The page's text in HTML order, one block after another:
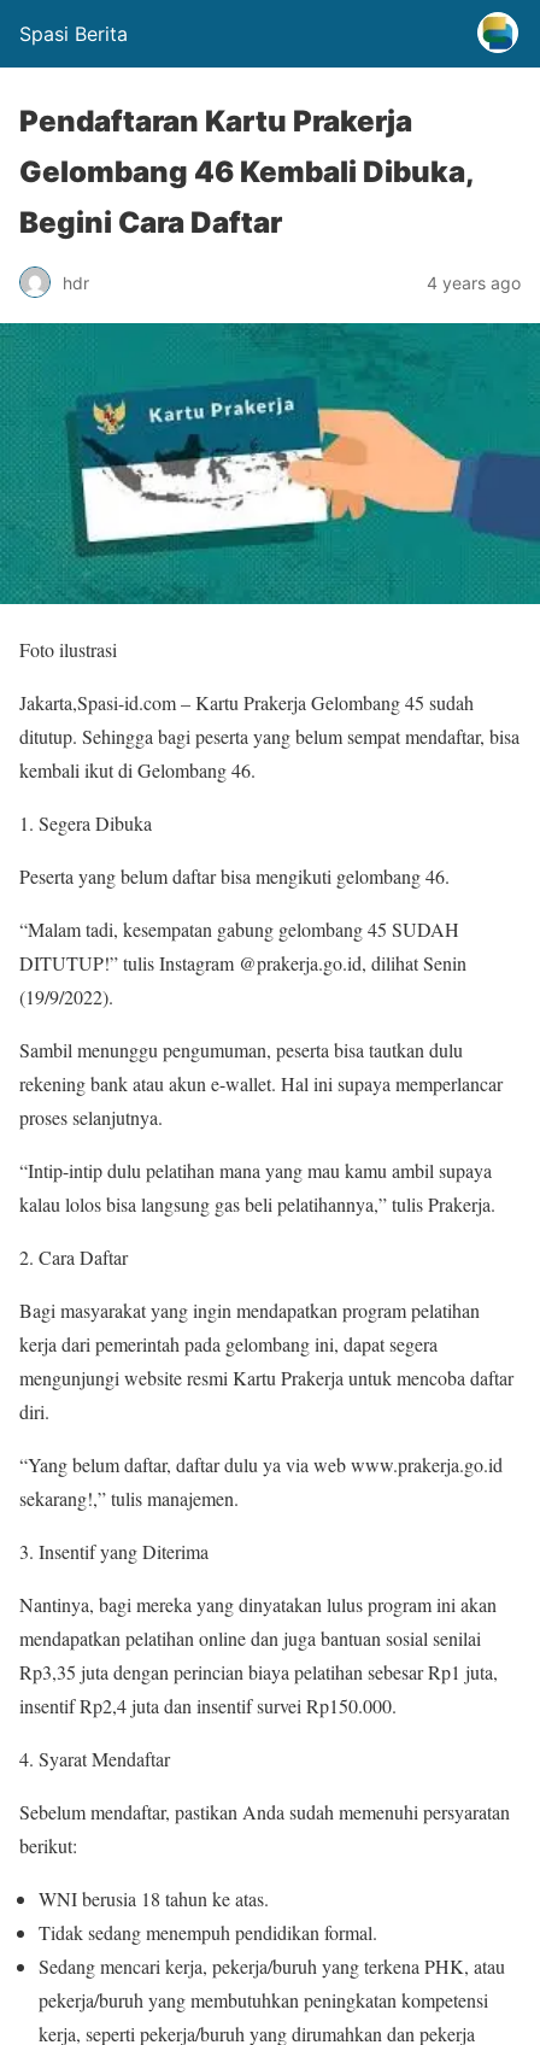
Spasi Berita
Pendaftaran Kartu Prakerja
Gelombang 46 Kembali Dibuka,
Begini Cara Daftar
hdr 4 years ago
Foto ilustrasi
Jakarta,Spasi-id.com – Kartu Prakerja Gelombang 45 sudah
ditutup. Sehingga bagi peserta yang belum sempat mendaftar, bisa
kembali ikut di Gelombang 46.
Segera Dibuka
Peserta yang belum daftar bisa mengikuti gelombang 46.
“Malam tadi, kesempatan gabung gelombang 45 SUDAH
DITUTUP!” tulis Instagram @prakerja.go.id, dilihat Senin
(19/9/2022).
Sambil menunggu pengumuman, peserta bisa tautkan dulu
rekening bank atau akun e-wallet. Hal ini supaya memperlancar
proses selanjutnya.
“Intip-intip dulu pelatihan mana yang mau kamu ambil supaya
kalau lolos bisa langsung gas beli pelatihannya,” tulis Prakerja.
Cara Daftar
Bagi masyarakat yang ingin mendapatkan program pelatihan
kerja dari pemerintah pada gelombang ini, dapat segera
mengunjungi website resmi Kartu Prakerja untuk mencoba daftar
diri.
“Yang belum daftar, daftar dulu ya via web www.prakerja.go.id
sekarang!,” tulis manajemen.
Insentif yang Diterima
Nantinya, bagi mereka yang dinyatakan lulus program ini akan
mendapatkan pelatihan online dan juga bantuan sosial senilai
Rp3,35 juta dengan perincian biaya pelatihan sebesar Rp1 juta,
insentif Rp2,4 juta dan insentif survei Rp150.000.
Syarat Mendaftar
Sebelum mendaftar, pastikan Anda sudah memenuhi persyaratan
berikut:
WNI berusia 18 tahun ke atas.
Tidak sedang menempuh pendidikan formal.
Sedang mencari kerja, pekerja/buruh yang terkena PHK, atau
pekerja/buruh yang membutuhkan peningkatan kompetensi
kerja, seperti pekerja/buruh yang dirumahkan dan pekerja